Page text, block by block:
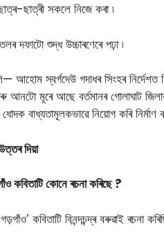
ছাত্ৰী সকলে নিজে কৰা ৷
তলৰ দফাটো শুদ্ধ উচ্চাৰণেৰে পঢ়া ৷
আহোম স্বৰ্গদেউ গদাধৰ সিংহৰ
মূৰে আছে বৰ্তমানৰ গোলাঘাট
বাধ্যতামূলকভাৱে নিয়োগ কৰি
দিয়া
কবিতাটি কোনে ৰচনা কৰিছে ?
কবিতাটি বিনন্দচন্দ্ৰ বৰুৱাই ৰচনা